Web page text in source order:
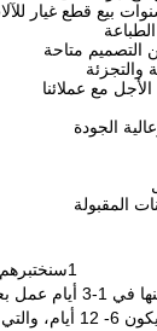
بيع قطع غيار
1سنختبرهم بشكل صارم قبل الشحن
الشحن، وعادة ما